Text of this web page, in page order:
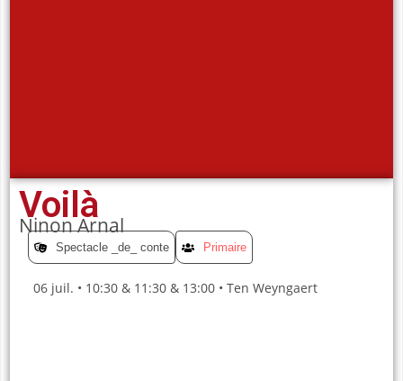
Voilà
Ninon Arnal
Spectacle _de_ conte Primaire
06 juil. • 10:30 & 11:30 & 13:00 • Ten Weyngaert